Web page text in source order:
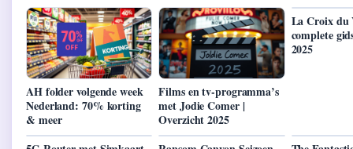
AH folder volgende week
Nederland: 70% korting
& meer
Films en tv-programma’s
met Jodie Comer |
Overzicht 2025
La Croix du
complete
2025